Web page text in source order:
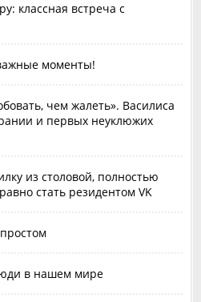
классная встреча с
моменты!
чем жалеть». Василиса
и первых неуклюжих
из столовой, полностью
стать резидентом VK
в нашем мире